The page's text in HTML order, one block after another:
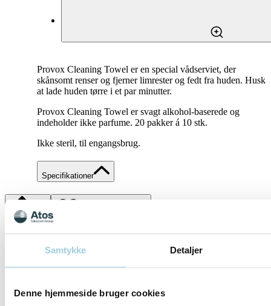
Samtykke Detaljer
Denne hjemmeside bruger cookies
Provox Cleaning Towel er en special vådserviet, der
skånsomt renser og fjerner limrester og fedt fra huden. Husk
at lade huden tørre i et par minutter.
Provox Cleaning Towel er svagt alkohol-baserede og
indeholder ikke parfume. 20 pakker á 10 stk.
Ikke steril, til engangsbrug.
Specifikationer
Del